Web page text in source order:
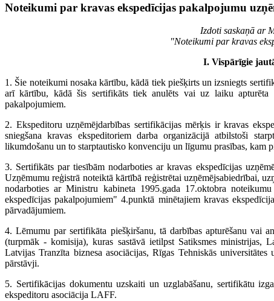
Noteikumi par kravas ekspedīcijas pakalpojumu
Izdoti saskaņā ar
"Noteikumi par kravas
I. Vispārīgie
1. Šie noteikumi nosaka kārtību, kādā tiek piešķirts un izsniegts
arī kārtību, kādā šis sertifikāts tiek anulēts vai uz laiku apturēta
pakalpojumiem.
2. Ekspeditoru uzņēmējdarbības sertifikācijas mērķis ir kravas
sniegšana kravas ekspeditoriem darba organizācijā atbilstoši
likumdošanu un to starptautisko konvenciju un līgumu prasības, kam
3. Sertifikāts par tiesībām nodarboties ar kravas ekspedīcijas
Uzņēmumu reģistrā noteiktā kārtībā reģistrētai uzņēmējsabiedrībai,
nodarboties ar Ministru kabineta 1995.gada 17.oktobra
ekspedīcijas pakalpojumiem" 4.punktā minētajiem kravas
pārvadājumiem.
4. Lēmumu par sertifikāta piešķiršanu, tā darbības apturēšanu vai
(turpmāk - komisija), kuras sastāvā ietilpst Satiksmes ministrijas,
Latvijas Tranzīta biznesa asociācijas, Rīgas Tehniskās
pārstāvji.
5. Sertifikācijas dokumentu uzskaiti un uzglabāšanu, sertifikātu
ekspeditoru asociācija LAFF.